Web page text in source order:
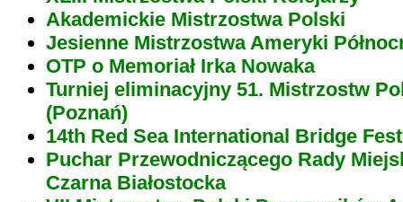
Akademickie Mistrzostwa Polski
Jesienne Mistrzostwa Ameryki
OTP o Memoriał Irka Nowaka
Turniej eliminacyjny 51. Mistrzostw
(Poznań)
14th Red Sea International Bridge
Puchar Przewodniczącego Rady
Czarna Białostocka